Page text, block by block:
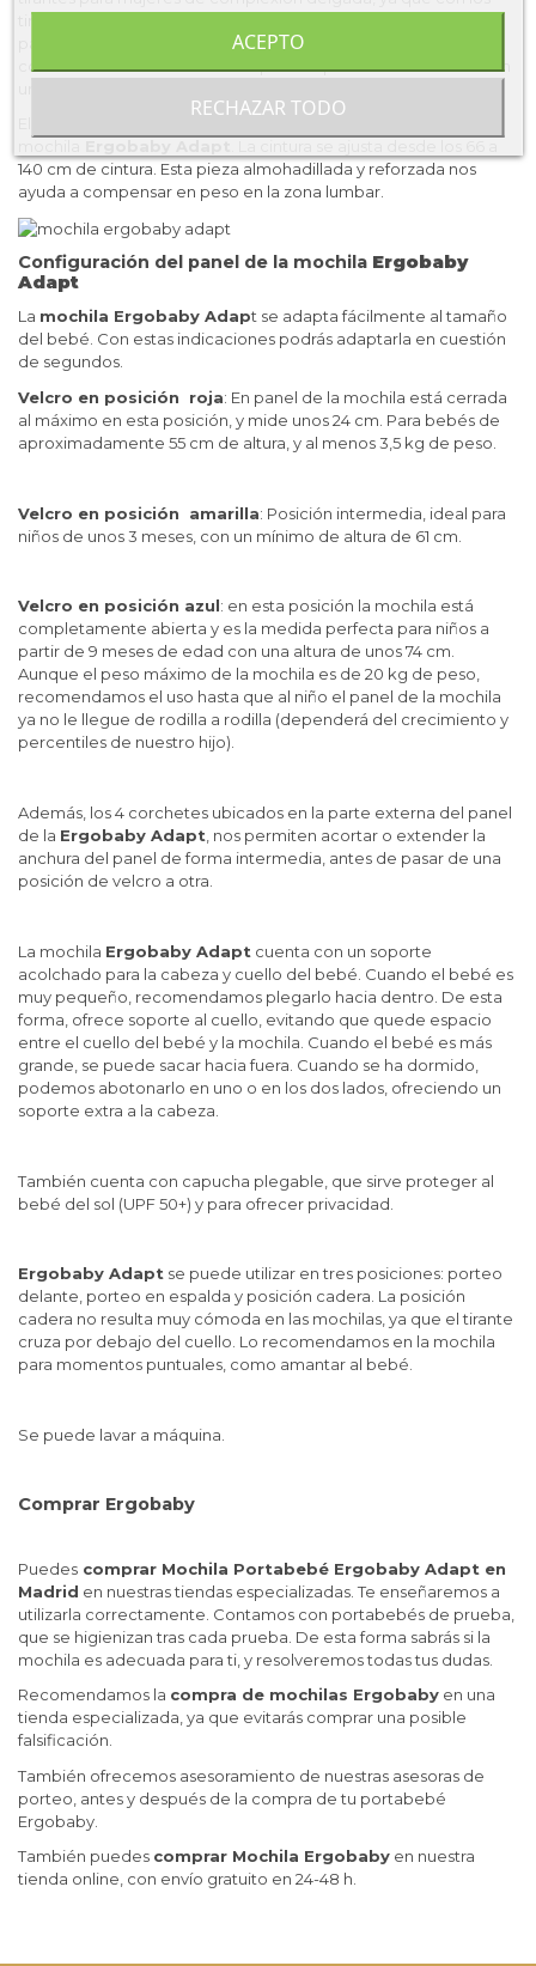
para personas que por su complexión física se sientan más
cómodos con esta forma de repartir el peso. Los tirantes tienen
140 cm de cintura. Esta pieza almohadillada y reforzada nos
ayuda a compensar en peso en la zona lumbar.
Configuración del panel de la mochila Ergobaby
Adapt
La mochila Ergobaby Adapt se adapta fácilmente al tamaño
del bebé. Con estas indicaciones podrás adaptarla en cuestión
de segundos.
Velcro en posición
roja: En panel de la mochila está cerrada
al máximo en esta posición, y mide unos 24 cm. Para bebés de
aproximadamente 55 cm de altura, y al menos 3,5 kg de peso.
Velcro en posición amarilla: Posición intermedia, ideal para
niños de unos 3 meses, con un mínimo de altura de 61 cm.
Velcro en posición azul: en esta posición la mochila está
completamente abierta y es la medida perfecta para niños a
partir de 9 meses de edad con una altura de unos 74 cm.
Aunque el peso máximo de la mochila es de 20 kg de peso,
recomendamos el uso hasta que al niño el panel de la mochila
ya no le llegue de rodilla a rodilla (dependerá del crecimiento y
percentiles de nuestro hijo).
Además, los 4 corchetes ubicados en la parte externa del panel
de la Ergobaby Adapt , nos permiten acortar o extender la
anchura del panel de forma intermedia, antes de pasar de una
posición de velcro a otra.
La mochila Ergobaby Adapt cuenta con un soporte
acolchado para la cabeza y cuello del bebé. Cuando el bebé es
muy pequeño, recomendamos plegarlo hacia dentro. De esta
forma, ofrece soporte al cuello, evitando que quede espacio
entre el cuello del bebé y la mochila. Cuando el bebé es más
grande, se puede sacar hacia fuera. Cuando se ha dormido,
podemos abotonarlo en uno o en los dos lados, ofreciendo un
soporte extra a la cabeza.
También cuenta con capucha plegable, que sirve proteger al
bebé del sol (UPF 50+) y para ofrecer privacidad.
Ergobaby Adapt se puede utilizar en tres posiciones: porteo
delante, porteo en espalda y posición cadera. La posición
cadera no resulta muy cómoda en las mochilas, ya que el tirante
cruza por debajo del cuello. Lo recomendamos en la mochila
para momentos puntuales, como amantar al bebé.
Se puede lavar a máquina.
Comprar Ergobaby
Puedes comprar Mochila Portabebé Ergobaby Adapt en
Madrid en nuestras tiendas especializadas. Te enseñaremos a
utilizarla correctamente. Contamos con portabebés de prueba,
que se higienizan tras cada prueba. De esta forma sabrás si la
mochila es adecuada para ti, y resolveremos todas tus dudas.
Recomendamos la compra de mochilas Ergobaby en una
tienda especializada, ya que evitarás comprar una posible
falsificación.
También ofrecemos asesoramiento de nuestras asesoras de
porteo, antes y después de la compra de tu portabebé
Ergobaby.
También puedes comprar Mochila Ergobaby en nuestra
tienda online, con envío gratuito en 24-48 h.
RECHAZAR TODO
ACEPTO